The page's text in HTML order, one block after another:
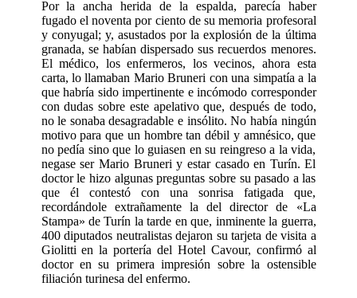
Por la ancha herida de la espalda, parecía haber
fugado el noventa por ciento de su memoria profesoral
y conyugal; y, asustados por la explosión de la última
granada, se habían dispersado sus recuerdos menores.
El médico, los enfermeros, los vecinos, ahora esta
carta, lo lla­maban Mario Bruneri con una simpatía a la
que habría sido impertinente e incómodo corresponder
con dudas sobre este apelativo que, después de todo,
no le sonaba desagradable e insólito. No había ningún
motivo para que un hombre tan débil y amnésico, que
no pedía sino que lo guiasen en su reingreso a la vida,
negase ser Mario Bruneri y estar casado en Turín. El
doctor le hizo algunas preguntas sobre su pasado a las
que él contestó con una sonrisa fatigada que,
recordándole extra­ñamente la del director de «La
Stampa» de Turín la tarde en que, inminente la guerra,
400 diputados neutralistas dejaron su tarjeta de visita a
Giolitti en la portería del Hotel Cavour, confirmó al
doctor en su primera impresión sobre la ostensible
filiación turinesa del enfermo.